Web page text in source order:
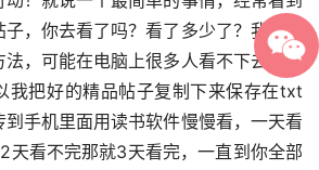
子，你去看了吗？看了多少了？我教大
，可能在电脑上很多人看不下去那么
我把好的精品帖子复制下来保存在txt
手机里面用读书软件慢慢看，一天看
天看不完那就3天看完，一直到你全部